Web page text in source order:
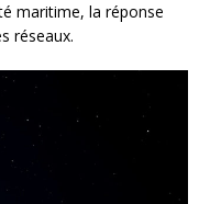
maritime, la réponse
réseaux.